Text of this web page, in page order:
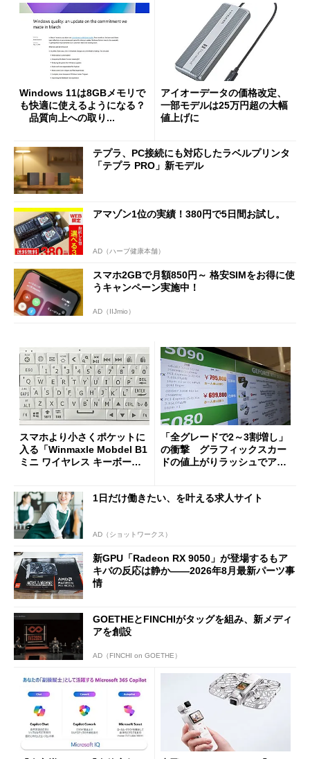
Windows 11は8GBメモリで
も快適に使えるようになる？
品質向上への取り...
アイオーデータの価格改定、
一部モデルは25万円超の大幅
値上げに
テプラ、PC接続にも対応したラベルプリンタ
「テプラ PRO」新モデル
アマゾン1位の実績！380円で5日間お試し。
AD（ハーブ健康本舗）
スマホ2GBで月額850円～ 格安SIMをお得に使
うキャンペーン実施中！
AD（IIJmio）
スマホより小さくポケットに
入る「Winmaxle Mobdel B1
ミニ ワイヤレス キーボー
「全グレードで2～3割増し」
の衝撃 グラフィックスカー
ドの値上がりラッシュでアキ
1日だけ働きたい、を叶える求人サイト
AD（ショットワークス）
新GPU「Radeon RX 9050」が登場するもア
キバの反応は静か――2026年8月最新パーツ事
情
GOETHEとFINCHIがタッグを組み、新メディ
アを創設
AD（FINCHI on GOETHE）